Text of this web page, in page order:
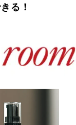
る！